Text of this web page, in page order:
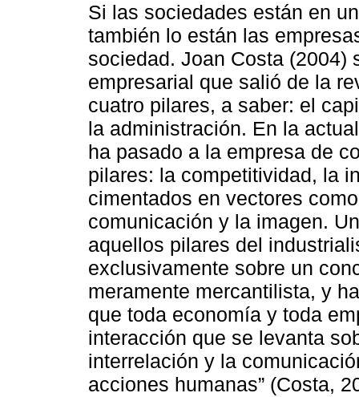
Si las sociedades están en
también lo están las
sociedad. Joan Costa (2004)
empresarial que salió de la
cuatro pilares, a saber: el
la administración. En la
ha pasado a la empresa de
pilares: la competitividad, la
cimentados en vectores
comunicación y la imagen.
aquellos pilares del
exclusivamente sobre un
meramente mercantilista, y
que toda economía y toda
interacción que se levanta
interrelación y la
acciones humanas” (Costa,